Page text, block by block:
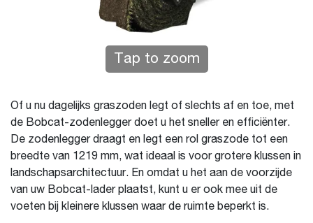
Tap to zoom
Of u nu dagelijks graszoden legt of slechts af en toe, met
de Bobcat-zodenlegger doet u het sneller en efficiënter.
De zodenlegger draagt en legt een rol graszode tot een
breedte van 1219 mm, wat ideaal is voor grotere klussen in
landschapsarchitectuur. En omdat u het aan de voorzijde
van uw Bobcat-lader plaatst, kunt u er ook mee uit de
voeten bij kleinere klussen waar de ruimte beperkt is.